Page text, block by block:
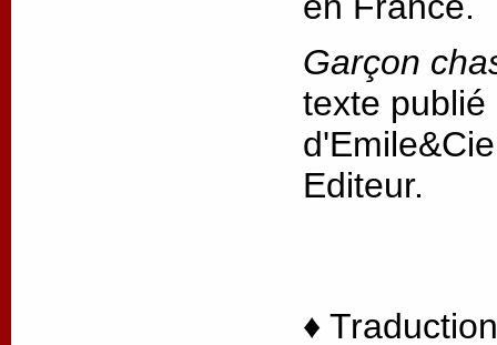
Garçon
texte
Editeur.
♦